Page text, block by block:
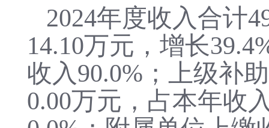
2024年度收入合计
14.10万元，增长
收入90.0%；上级补
0.00万元，占本年收